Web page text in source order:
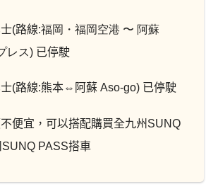
(路線:福岡・福岡空港 〜 阿蘇
レス) 已停駛
(路線:熊本⇔阿蘇 Aso-go) 已停駛
便宜，可以搭配購買全九州SUNQ
PASS搭車